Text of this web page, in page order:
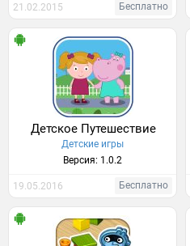
21.02.2015 Бесплатно
Детское Путешествие
Детские игры
Версия: 1.0.2
19.05.2016 Бесплатно